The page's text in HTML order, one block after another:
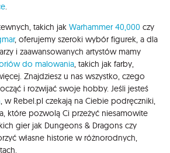
.
takich jak Warhammer 40,000 czy
, oferujemy szeroki wybór figurek, a dla
i zaawansowanych artystów mamy
do malowania, takich jak farby,
Znajdziesz u nas wszystko, czego
i rozwijać swoje hobby. Jeśli jesteś
, w Rebel.pl czekają na Ciebie podręczniki,
które pozwolą Ci przeżyć niesamowite
gier jak Dungeons & Dragons czy
własne historie w różnorodnych,